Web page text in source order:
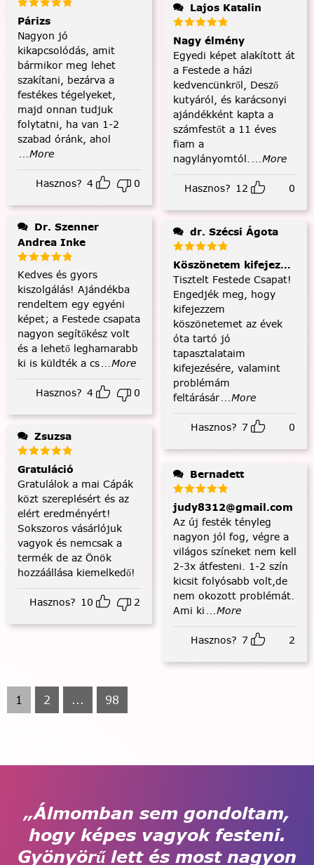
Párizs
Nagyon jó
kikapcsolódás, amit
bármikor meg lehet
szakítani, bezárva a
festékes tégelyeket,
majd onnan tudjuk
folytatni, ha van 1-2
szabad óránk, ahol
...More
Hasznos? 4 0
Andrea Inke
Kedves és gyors
kiszolgálás! Ajándékba
rendeltem egy egyéni
képet; a Festede csapata
nagyon segítőkész volt
és a lehető leghamarabb
ki is küldték a cs...More
Hasznos? 4 0
Zsuzsa
Gratuláció
Gratulálok a mai Cápák
közt szereplésért és az
elért eredményért!
Sokszoros vásárlójuk
vagyok és nemcsak a
termék de az Önök
hozzáállása kiemelkedő!
Hasznos? 10 2
Lajos Katalin
Nagy élmény
Egyedi képet alakított át
a Festede a házi
kedvencünkről, Desző
kutyáról, és karácsonyi
ajándékként kapta a
számfestőt a 11 éves
fiam a
nagylányomtól. ...More
Hasznos? 12 0
dr. Szécsi Ágota
Köszönetem kifejezése
Tisztelt Festede Csapat!
Engedjék meg, hogy
kifejezzem
köszönetemet az évek
óta tartó jó
tapasztalataim
kifejezésére, valamint
problémám
feltárásár...More
Hasznos? 7 0
Bernadett
judy8312@gmail.com
Az új festék tényleg
nagyon jól fog, végre a
világos színeket nem kell
2-3x átfesteni. 1-2 szín
kicsit folyósabb volt,de
nem okozott problémát.
Ami ki ...More
Hasznos? 7 2
1 2 ... 98
„Álmomban sem gondoltam,
hogy képes vagyok festeni.
Gyönyörű lett és most nagyon